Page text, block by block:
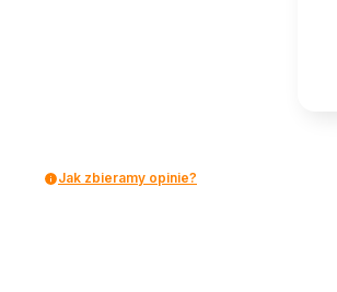
Jak zbieramy opinie?